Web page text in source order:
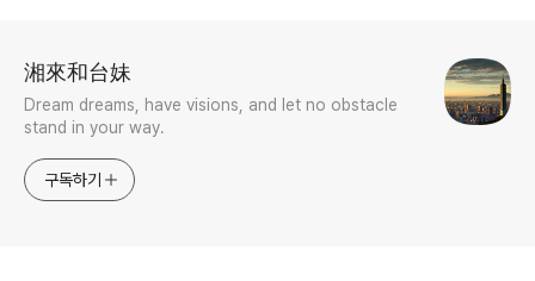
湘來和台妹
Dream dreams, have visions, and let no obstacle
stand in your way.
구독하기